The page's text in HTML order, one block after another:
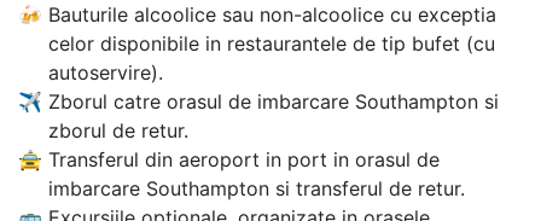
🍻 Bauturile alcoolice sau non-alcoolice cu exceptia
celor disponibile in restaurantele de tip bufet (cu
autoservire).
✈ Zborul catre orasul de imbarcare Southampton si
zborul de retur.
🚖 Transferul din aeroport in port in orasul de
imbarcare Southampton si transferul de retur.